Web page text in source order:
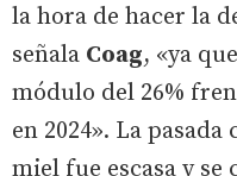
la hora de hacer la
señala Coag, «ya
módulo del 26%
en 2024». La
miel fue escasa y